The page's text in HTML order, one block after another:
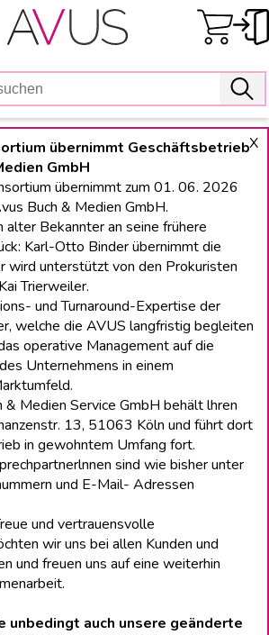
X
übernimmt Geschäftsbetrieb
GmbH
übernimmt zum 01. 06. 2026
Buch & Medien GmbH.
alter Bekannter an seine frühere
Karl-Otto Binder übernimmt die
wird unterstützt von den Prokuristen
Trierweiler.
und Turnaround-Expertise der
welche die AVUS langfristig begleiten
operative Management auf die
Unternehmens in einem
& Medien Service GmbH behält lhren
13, 51063 Köln und führt dort
in gewohntem Umfang fort.
sind wie bisher unter
und E-Mail- Adressen
und vertrauensvolle
wir uns bei allen Kunden und
und freuen uns auf eine weiterhin
unbedingt auch unsere geänderte